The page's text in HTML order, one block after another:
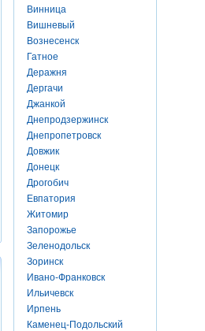
Винница
Вишневый
Вознесенск
Гатное
Деражня
Дергачи
Джанкой
Днепродзержинск
Днепропетровск
Довжик
Донецк
Дрогобич
Евпатория
Житомир
Запорожье
Зеленодольск
Зоринск
Ивано-Франковск
Ильичевск
Ирпень
Каменец-Подольский